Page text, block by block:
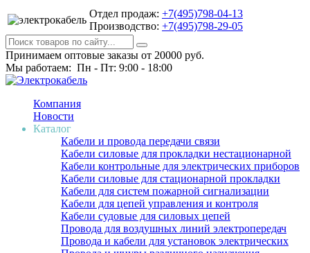
Отдел продаж: +7(495)798-04-13
Производство: +7(495)798-29-05
Принимаем оптовые заказы от 20000 руб.
Мы работаем: Пн - Пт: 9:00 - 18:00
Компания
Новости
Каталог
Кабели и провода передачи связи
Кабели силовые для прокладки нестационарной
Кабели контрольные для электрических приборов
Кабели силовые для стационарной прокладки
Кабели для систем пожарной сигнализации
Кабели для цепей управления и контроля
Кабели судовые для силовых цепей
Провода для воздушных линий электропередач
Провода и кабели для установок электрических